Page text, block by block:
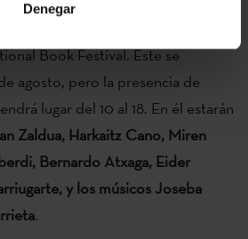
Denegar
Book Festival. Éste se
agosto, pero la presencia de
lugar del 10 al 18. En él estarán
Zaldua, Harkaitz Cano, Miren
Bernardo Atxaga, Eider
y los músicos Joseba
.